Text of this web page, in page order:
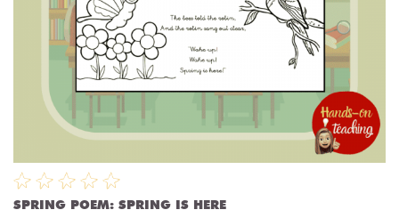
SPRING POEM: SPRING IS HERE